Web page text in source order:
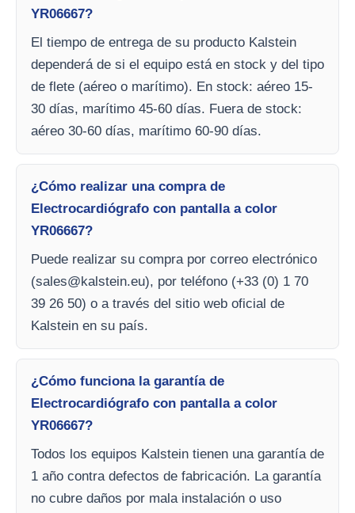
YR06667?
El tiempo de entrega de su producto Kalstein
dependerá de si el equipo está en stock y del tipo
de flete (aéreo o marítimo). En stock: aéreo 15-
30 días, marítimo 45-60 días. Fuera de stock:
aéreo 30-60 días, marítimo 60-90 días.
¿Cómo realizar una compra de
Electrocardiógrafo con pantalla a color
YR06667?
Puede realizar su compra por correo electrónico
(sales@kalstein.eu), por teléfono (+33 (0) 1 70
39 26 50) o a través del sitio web oficial de
Kalstein en su país.
¿Cómo funciona la garantía de
Electrocardiógrafo con pantalla a color
YR06667?
Todos los equipos Kalstein tienen una garantía de
1 año contra defectos de fabricación. La garantía
no cubre daños por mala instalación o uso